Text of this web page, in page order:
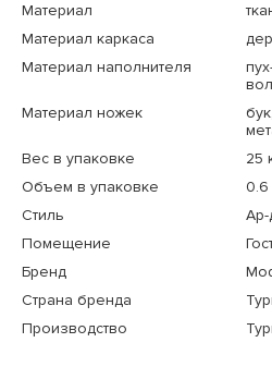
Материал
Материал каркаса
Материал наполнителя
Материал ножек
Вес в упаковке
25
Объем в упаковке
0.6
Стиль
Ар-
Помещение
Бренд
Страна бренда
Производство